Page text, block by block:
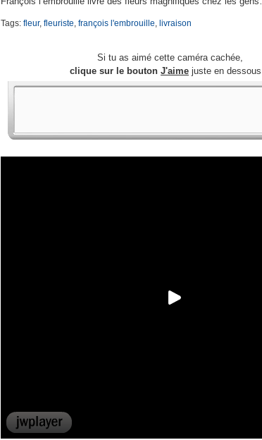
Tags: fleur, fleuriste, françois l'embrouille, livraison
Si tu as aimé cette caméra cachée,
clique sur le bouton J'aime juste en